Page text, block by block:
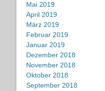
Mai 2019
April 2019
März 2019
Februar 2019
Januar 2019
Dezember 2018
November 2018
Oktober 2018
September 2018